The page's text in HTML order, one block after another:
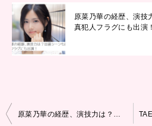
原菜乃華の経歴、演技
真犯人フラグにも出演！
投